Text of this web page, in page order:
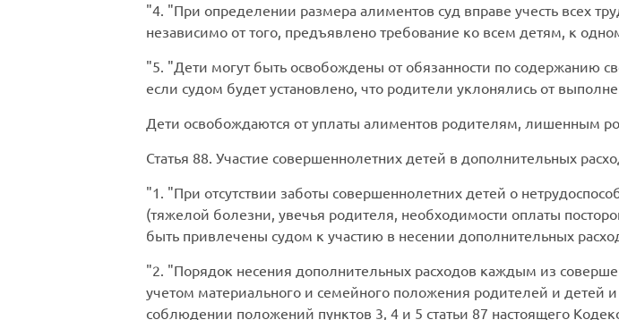
4.
При определении размера алиментов суд вправе учесть всех
независимо от того, предъявлено требование ко всем детям, к
5.
Дети могут быть освобождены от обязанности по содержанию
если судом будет установлено, что родители уклонялись от
Дети освобождаются от уплаты алиментов родителям, лишенным
Статья 88. Участие совершеннолетних детей в дополнительных
1.
При отсутствии заботы совершеннолетних детей о
(тяжелой болезни, увечья родителя, необходимости оплаты
быть привлечены судом к участию в несении дополнительных
2.
Порядок несения дополнительных расходов каждым из
учетом материального и семейного положения родителей и детей
соблюдении положений пунктов 3, 4 и 5 статьи 87 настоящего